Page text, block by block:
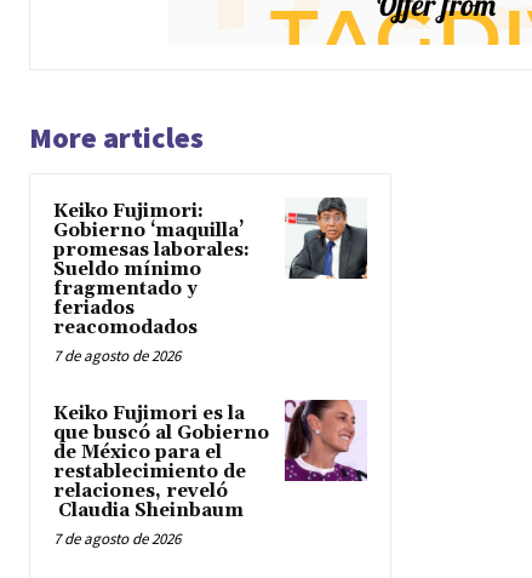
More articles
Keiko Fujimori:
Gobierno ‘maquilla’
promesas laborales:
Sueldo mínimo
fragmentado y
feriados
reacomodados
7 de agosto de 2026
Keiko Fujimori es la
que buscó al Gobierno
de México para el
restablecimiento de
relaciones, reveló
Claudia Sheinbaum
7 de agosto de 2026